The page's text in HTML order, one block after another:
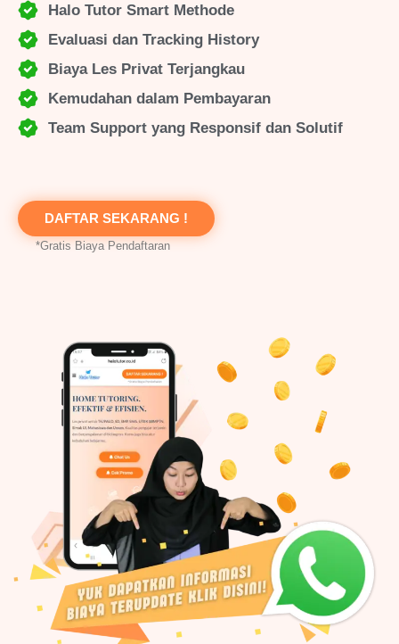
Halo Tutor Smart Methode
Evaluasi dan Tracking History
Biaya Les Privat Terjangkau
Kemudahan dalam Pembayaran
Team Support yang Responsif dan Solutif
DAFTAR SEKARANG !
*Gratis Biaya Pendaftaran